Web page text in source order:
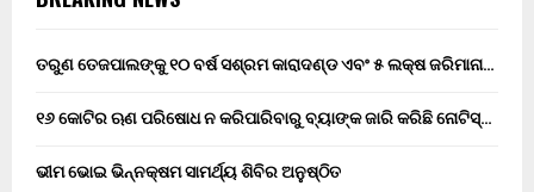
ତରୁଣ ତେଜପାଲଙ୍କୁ ୧୦ ବର୍ଷ ସଶ୍ରମ କାରାଦଣ୍ଡ ଏବଂ ₹୫ ଲକ୍ଷ ଜରିମାନା…
୧୬ କୋଟିର ଋଣ ପରିଷୋଧ ନ କରିପାରିବାରୁ ବ୍ୟାଙ୍କ ଜାରି କରିଛି ନୋଟିସ୍…
ଭୀମ ଭୋଇ ଭିନ୍ନକ୍ଷମ ସାମର୍ଥ୍ୟ ଶିବିର ଅନୁଷ୍ଠିତ